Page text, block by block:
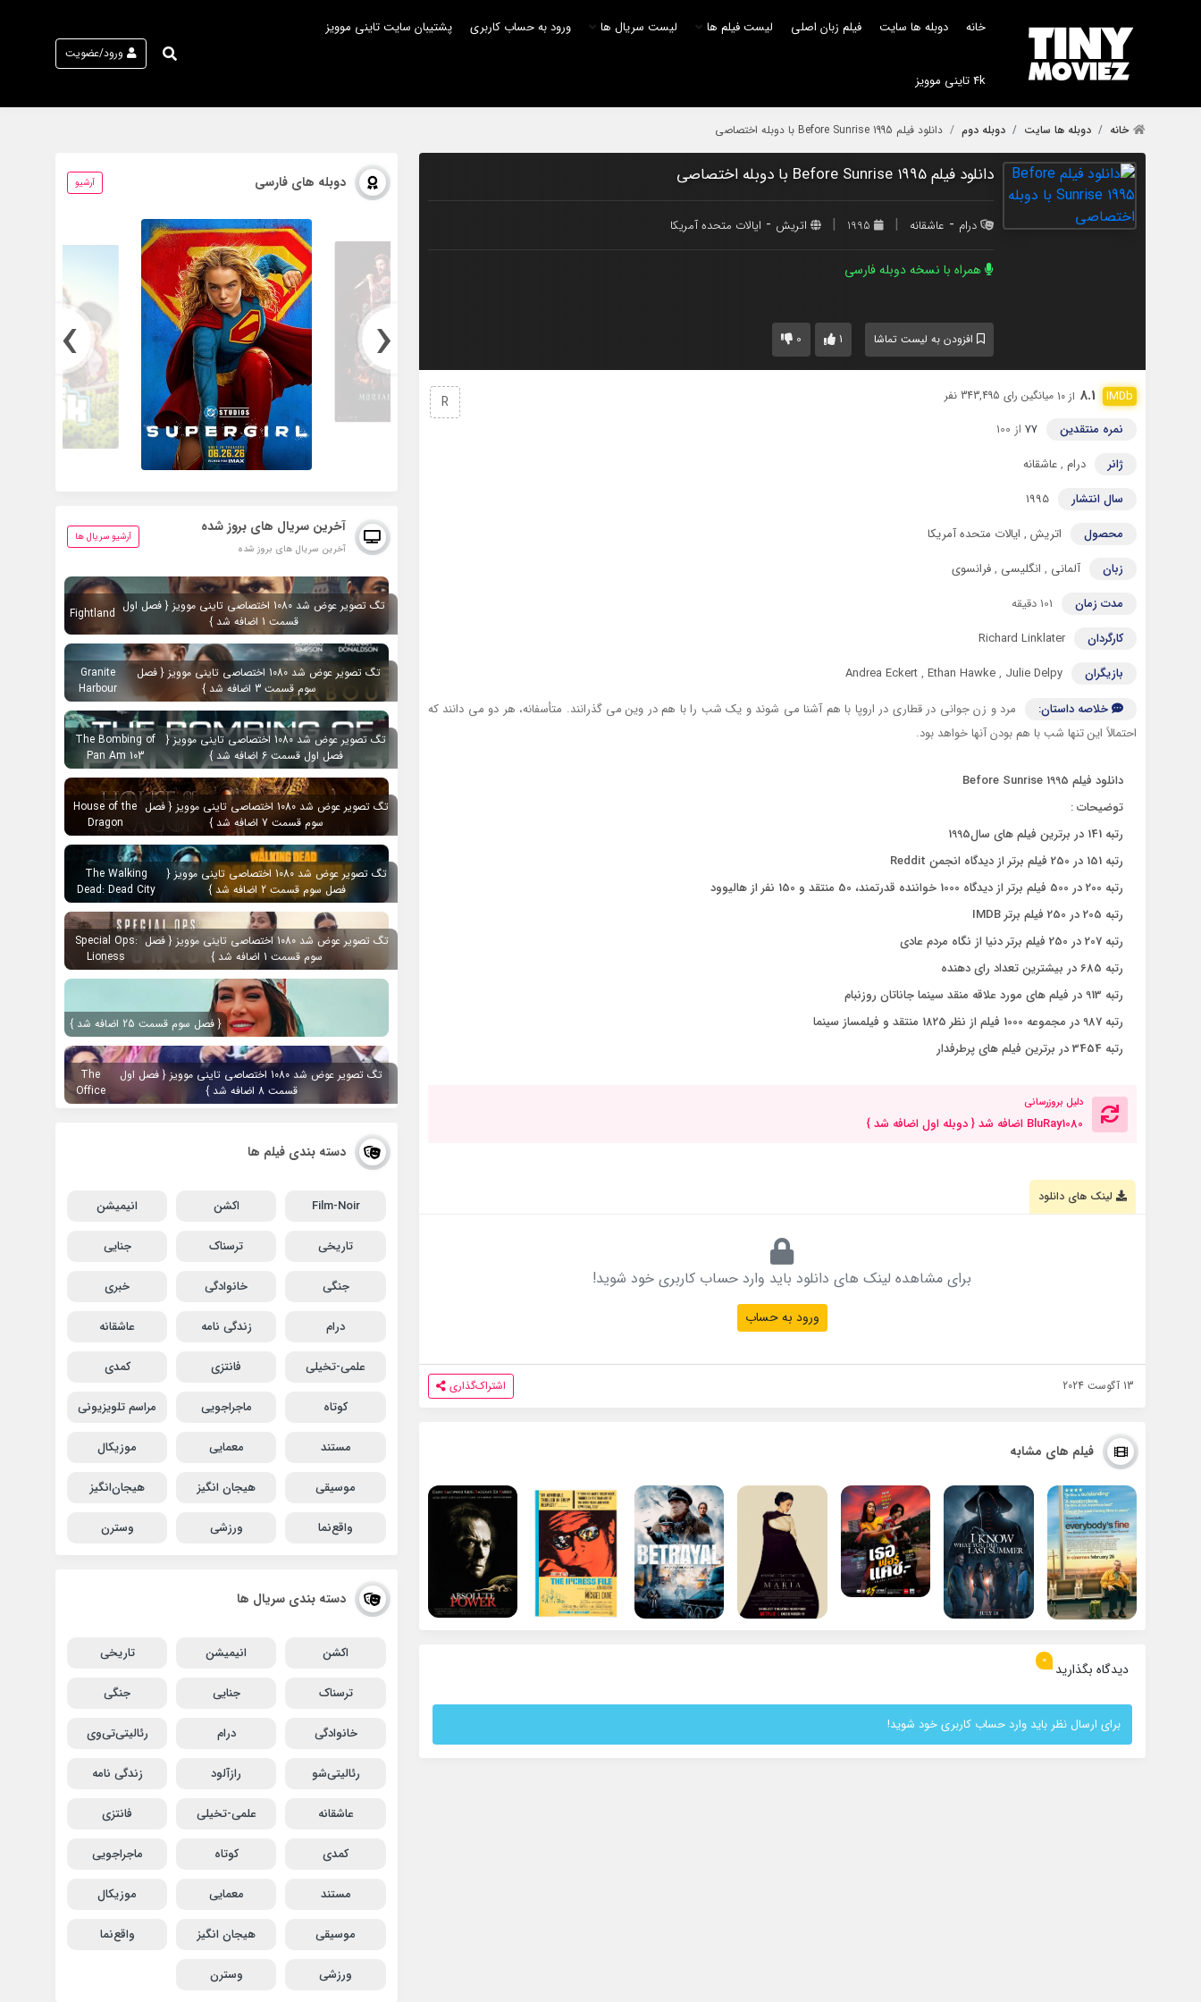
خانه دوبله ها سایت فیلم زبان اصلی لیست فیلم ها لیست سریال ها ورود به حساب کاربری پشتیبان سایت تاینی موویز
4k تاینی موویز
ورود/عضویت
خانه دوبله ها سایت دوبله دوم دانلود فیلم Before Sunrise 1995 با دوبله اختصاصی
دانلود فیلم Before Sunrise 1995 با دوبله اختصاصی
درام - عاشقانه |
1995
| اتریش - ایالات متحده آمریکا
همراه با نسخه دوبله فارسی
افزودن به لیست تماشا 1
0
8.1 از 10 میانگین رای 343,495 نفر
نمره منتقدین 77 از 100
ژانر
درام ,عاشقانه
سال انتشار
1995
محصول
اتریش , ایالات متحده آمریکا
زبان
آلمانی , انگلیسی ,فرانسوی
مدت زمان
101 دقیقه
کارگردان
Richard Linklater
بازیگران
Andrea Eckert, Ethan Hawke, Julie Delpy
خلاصه داستان:
مرد و زن جوانی در قطاری در اروپا با هم آشنا می شوند و یک شب را با هم در وین می گذرانند. متأسفانه، هر دو می دانند که
احتمالاً این تنها شب با هم بودن آنها خواهد بود.
R
دانلود فیلم Before Sunrise 1995
توضیحات :
رتبه 141 در برترین فیلم های سال1995
رتبه 151 در 250 فیلم برتر از دیدگاه انجمن Reddit
رتبه 200 در 500 فیلم برتر از دیدگاه 1000 خواننده قدرتمند، 50 منتقد و 150 نفر از هالیوود
رتبه 205 در 250 فیلم برتر IMDB
رتبه 207 در 250 فیلم برتر دنیا از نگاه مردم عادی
رتبه 685 در بیشترین تعداد رای دهنده
رتبه 913 در فیلم های مورد علاقه منقد سینما جاناتان روزنبام
رتبه 987 در مجموعه 1000 فیلم از نظر 1825 منتقد و فیلمساز سینما
رتبه 3454 در برترین فیلم های پرطرفدار
دلیل بروزرسانی
BluRay1080 اضافه شد { دوبله اول اضافه شد }
لینک های دانلود
برای مشاهده لینک های دانلود باید وارد حساب کاربری خود شوید!
ورود به حساب
13 آگوست 2024 اشتراک‌گذاری
فیلم های مشابه
دیدگاه بگذارید 0
برای ارسال نظر باید وارد حساب کاربری خود شوید!
دوبله های فارسی آرشیو
‹
›
آخرین سریال های بروز شده
آخرین سریال های بروز شده
آرشیو سریال ها
تگ تصویر عوض شد 1080 اختصاصی تاینی موویز { فصل اول
قسمت 1 اضافه شد }
Fightland
تگ تصویر عوض شد 1080 اختصاصی تاینی موویز { فصل
سوم قسمت 3 اضافه شد }
Granite
Harbour
تگ تصویر عوض شد 1080 اختصاصی تاینی موویز {
فصل اول قسمت 6 اضافه شد }
The Bombing of
Pan Am 103
تگ تصویر عوض شد 1080 اختصاصی تاینی موویز { فصل
سوم قسمت 7 اضافه شد }
House of the
Dragon
تگ تصویر عوض شد 1080 اختصاصی تاینی موویز {
فصل سوم قسمت 2 اضافه شد }
The Walking
Dead: Dead City
تگ تصویر عوض شد 1080 اختصاصی تاینی موویز { فصل
سوم قسمت 1 اضافه شد }
Special Ops:
Lioness
{ فصل سوم قسمت 25 اضافه شد }
تگ تصویر عوض شد 1080 اختصاصی تاینی موویز { فصل اول
قسمت 8 اضافه شد }
The
Office
دسته بندی فیلم ها
Film-Noir اکشن انیمیشن
تاریخی ترسناک جنایی
جنگی خانوادگی خبری
درام زندگی نامه عاشقانه
علمی-تخیلی فانتزی کمدی
کوتاه ماجراجویی مراسم تلویزیونی
مستند معمایی موزیکال
موسیقی هیجان انگیز هیجان‌انگیز
واقع‌نما ورزشی وسترن
دسته بندی سریال ها
اکشن انیمیشن تاریخی
ترسناک جنایی جنگی
خانوادگی درام رئالیتی‌تی‌وی
رئالیتی‌شو رازآلود زندگی نامه
عاشقانه علمی-تخیلی فانتزی
کمدی کوتاه ماجراجویی
مستند معمایی موزیکال
موسیقی هیجان انگیز واقع‌نما
ورزشی وسترن